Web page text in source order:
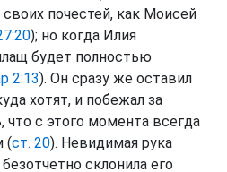
почестей, как Моисей
); но когда Илия
будет полностью
2:13). Он сразу же оставил
хотят, и побежал за
с этого момента всегда
(ст. 20). Невидимая рука
склонила его